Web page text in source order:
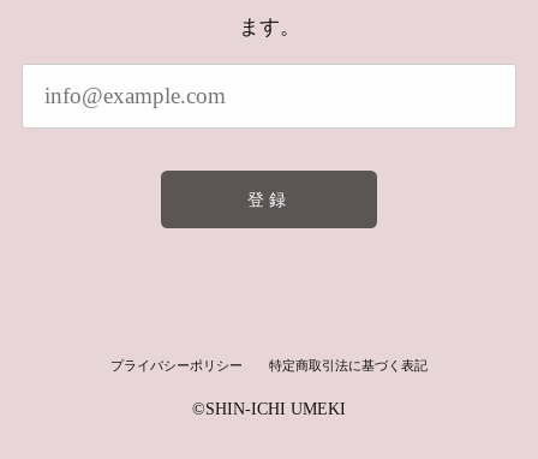
ます。
登録
プライバシーポリシー 特定商取引法に基づく表記
©︎SHIN-ICHI UMEKI